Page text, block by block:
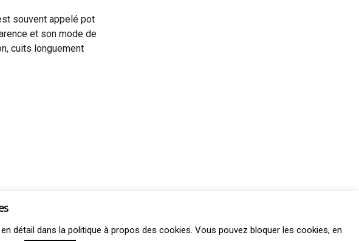
souvent appelé pot
et son mode de
cuits longuement
détail dans la politique à propos des cookies. Vous pouvez bloquer les cookies, en